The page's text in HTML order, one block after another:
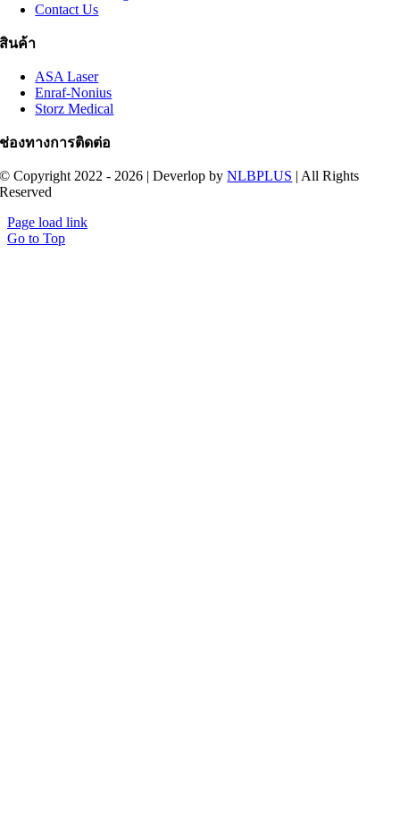
Contact Us
สินค้า
ASA Laser
Enraf-Nonius
Storz Medical
ช่องทางการติดต่อ
© Copyright 2022 - 2026 | Deverlop byNLBPLUS | All Rights
Reserved
Page load link
Go to Top